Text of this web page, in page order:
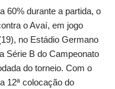
60% durante a partida, o
o Avaí, em jogo
no Estádio Germano
Série B do Campeonato
do torneio. Com o
12ª colocação do